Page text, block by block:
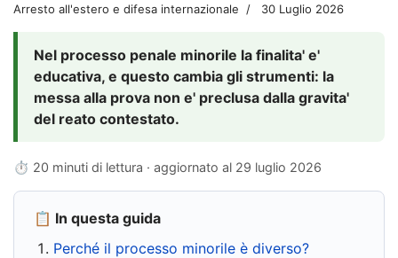
Arresto all'estero e difesa internazionale 30 Luglio 2026
Nel processo penale minorile la finalita' e'
educativa, e questo cambia gli strumenti: la
messa alla prova non e' preclusa dalla gravita'
del reato contestato.
⏱ 20 minuti di lettura · aggiornato al 29 luglio 2026
📋 In questa guida
Perché il processo minorile è diverso?